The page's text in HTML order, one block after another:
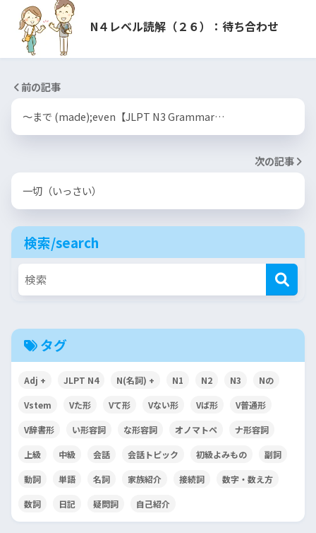
N４レベル読解（２６）：待ち合わせ
前の記事
〜まで (made);even【JLPT N3 Grammar…
次の記事
一切（いっさい）
検索/search
タグ
Adj + JLPT N4 N(名詞) + N1 N2 N3 Nの
Vstem Vた形 Vて形 Vない形 Vば形 V普通形
V辞書形 い形容詞 な形容詞 オノマトペ ナ形容詞
上級 中級 会話 会話トピック 初級よみもの 副詞
動詞 単語 名詞 家族紹介 接続詞 数字・数え方
数詞 日記 疑問詞 自己紹介